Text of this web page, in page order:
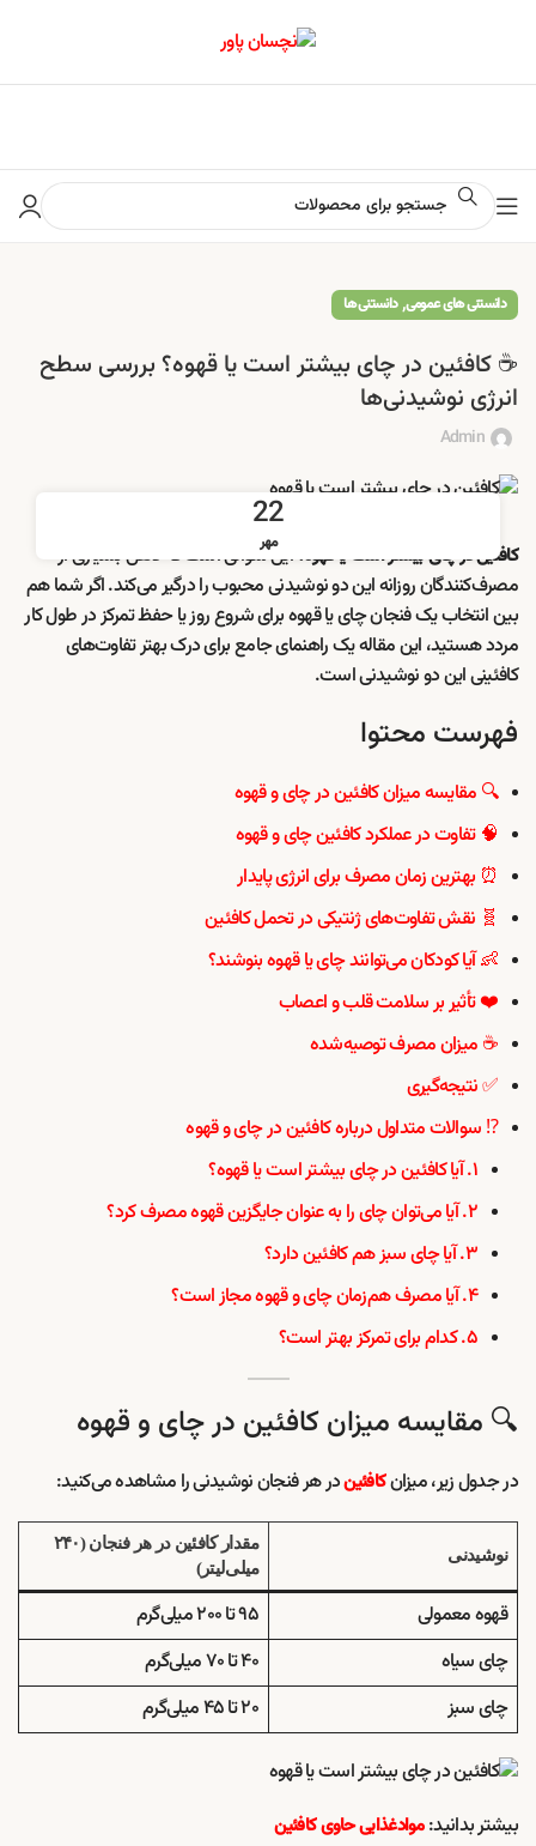
دانستنی های عمومی,دانستنی ها
☕ کافئین در چای بیشتر است یا قهوه؟ بررسی سطح
انرژی نوشیدنی‌ها
Admin
22
مهر کافئین در چای بیشتر است یا قهوه؟ این سوالی است که ذهن بسیاری از
مصرف‌کنندگان روزانه این دو نوشیدنی محبوب را درگیر می‌کند. اگر شما هم
بین انتخاب یک فنجان چای یا قهوه برای شروع روز یا حفظ تمرکز در طول کار
مردد هستید، این مقاله یک راهنمای جامع برای درک بهتر تفاوت‌های
کافئینی این دو نوشیدنی است.
فهرست محتوا
🔍 مقایسه میزان کافئین در چای و قهوه
🧠 تفاوت در عملکرد کافئین چای و قهوه
⏰ بهترین زمان مصرف برای انرژی پایدار
🧬 نقش تفاوت‌های ژنتیکی در تحمل کافئین
👶 آیا کودکان می‌توانند چای یا قهوه بنوشند؟
❤️ تأثیر بر سلامت قلب و اعصاب
☕ میزان مصرف توصیه‌شده
✅ نتیجه‌گیری
⁉️ سوالات متداول درباره کافئین در چای و قهوه
۱. آیا کافئین در چای بیشتر است یا قهوه؟
۲. آیا می‌توان چای را به عنوان جایگزین قهوه مصرف کرد؟
۳. آیا چای سبز هم کافئین دارد؟
۴. آیا مصرف هم‌زمان چای و قهوه مجاز است؟
۵. کدام برای تمرکز بهتر است؟
🔍 مقایسه میزان کافئین در چای و قهوه
در جدول زیر، میزانکافئیندر هر فنجان نوشیدنی را مشاهده می‌کنید:
نوشیدنی
مقدار کافئین در هر فنجان (۲۴۰
میلی‌لیتر)
قهوه معمولی
۹۵ تا ۲۰۰ میلی‌گرم
چای سیاه
۴۰ تا ۷۰ میلی‌گرم
چای سبز
۲۰ تا ۴۵ میلی‌گرم
بیشتر بدانید:موادغذایی حاوی کافئین